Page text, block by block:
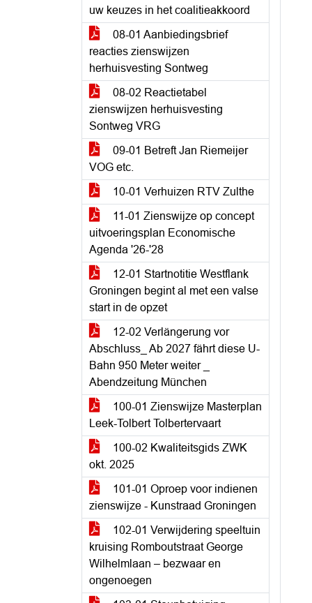
uw keuzes in het coalitieakkoord
08-01 Aanbiedingsbrief
reacties zienswijzen
herhuisvesting Sontweg
08-02 Reactietabel
zienswijzen herhuisvesting
Sontweg VRG
09-01 Betreft Jan Riemeijer
VOG etc.
10-01 Verhuizen RTV Zulthe
11-01 Zienswijze op concept
uitvoeringsplan Economische
Agenda '26-'28
12-01 Startnotitie Westflank
Groningen begint al met een valse
start in de opzet
12-02 Verlängerung vor
Abschluss_ Ab 2027 fährt diese U-
Bahn 950 Meter weiter _
Abendzeitung München
100-01 Zienswijze Masterplan
Leek-Tolbert Tolbertervaart
100-02 Kwaliteitsgids ZWK
okt. 2025
101-01 Oproep voor indienen
zienswijze - Kunstraad Groningen
102-01 Verwijdering speeltuin
kruising Romboutstraat George
Wilhelmlaan – bezwaar en
ongenoegen